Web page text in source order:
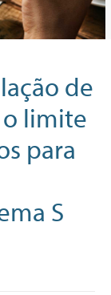
de
limite
para
S